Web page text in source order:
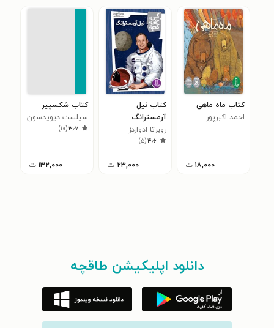
کتاب ماه ماهی
احمد اکبرپور
۱۸,۰۰۰ ت
کتاب نیل
آرمسترانگ
روبرتا ادواردز
۴٫۶(۵)
۲۳,۰۰۰ ت
کتاب شکسپیر
سیلست دیویدسون
منیس
۳٫۷(۱۰)
۱۳۲,۰۰۰ ت
دانلود اپلیکیشن طاقچه